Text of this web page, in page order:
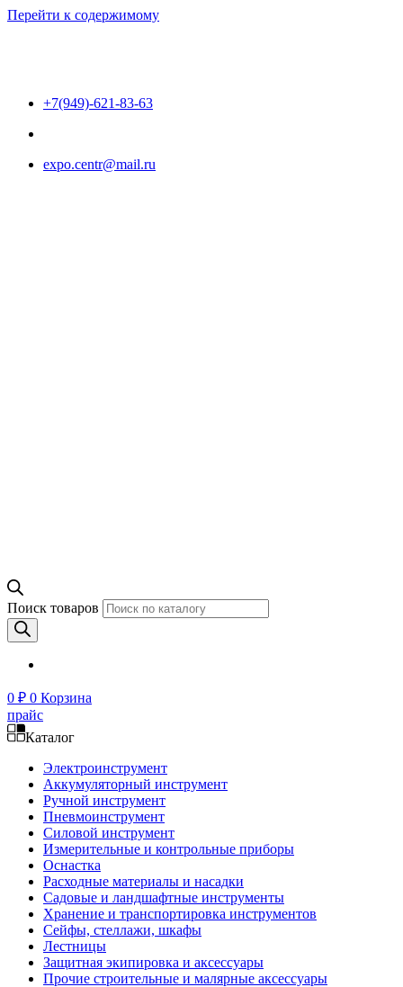
Перейти к содержимому
+7(949)-621-83-63
expo.centr@mail.ru
Поиск товаров
0 ₽ 0 Корзина
прайс
Каталог
Электроинструмент
Аккумуляторный инструмент
Ручной инструмент
Пневмоинструмент
Силовой инструмент
Измерительные и контрольные приборы
Оснастка
Расходные материалы и насадки
Садовые и ландшафтные инструменты
Хранение и транспортировка инструментов
Сейфы, стеллажи, шкафы
Лестницы
Защитная экипировка и аксессуары
Прочие строительные и малярные аксессуары